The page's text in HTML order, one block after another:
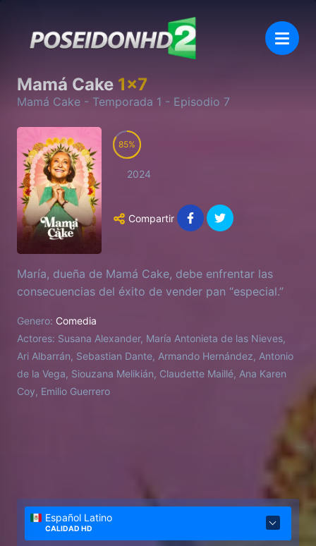
Mamá Cake 1x7
Mamá Cake - Temporada 1 - Episodio 7
85
2024
Compartir
María, dueña de Mamá Cake, debe enfrentar las
consecuencias del éxito de vender pan “especial.”
Genero: Comedia
Actores: Susana Alexander, María Antonieta de las Nieves,
Ari Albarrán, Sebastian Dante, Armando Hernández, Antonio
de la Vega, Siouzana Melikián, Claudette Maillé, Ana Karen
Coy, Emilio Guerrero
Español Latino
CALIDAD HD